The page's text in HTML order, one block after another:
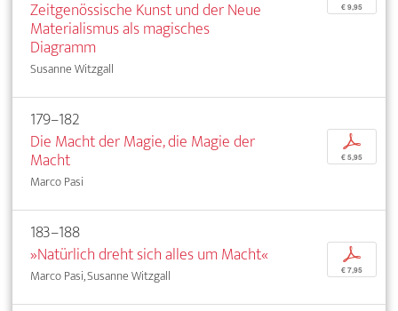
Zeitgenössische Kunst und der Neue
Materialismus als magisches
Diagramm
Susanne Witzgall
€ 9,95
179–182
Die Macht der Magie, die Magie der
Macht
Marco Pasi
p
€ 5,95
183–188
»Natürlich dreht sich alles um Macht«
Marco Pasi, Susanne Witzgall
p
€ 7,95